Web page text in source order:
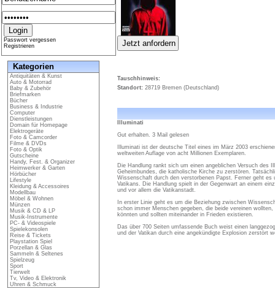
Passwort vergessen
Registrieren
Kategorien
Antiquitäten & Kunst
Auto & Motorrad
Baby & Zubehör
Briefmarken
Bücher
Business & Industrie
Computer
Dienstleistungen
Domain für Homepage
Elektrogeräte
Foto & Camcorder
Filme & DVDs
Foto & Optik
Gutscheine
Handy, Fest. & Organizer
Heimwerker & Garten
Hörbücher
Lifestyle
Kleidung & Accessoires
Modellbau
Möbel & Wohnen
Münzen
Musik & CD & LP
Musik-Instrumente
PC- & Videospiele
Spielekonsolen
Reise & Tickets
Playstation Spiel
Porzellan & Glas
Sammeln & Seltenes
Spielzeug
Sport
Tierwelt
Tv, Video & Elektronik
Uhren & Schmuck
Tauschhinweis:
Standort: 28719 Bremen (Deutschland)
Illuminati
Gut erhalten. 3 Mail gelesen
Illuminati ist der deutsche Titel eines im März 2003
weltweiten Auflage von acht Millionen Exemplaren.
Die Handlung rankt sich um einen angeblichen Versuch des
Geheimbundes, die katholische Kirche zu zerstören.
Wissenschaft durch den verstorbenen Papst. Ferner geht
Vatikans. Die Handlung spielt in der Gegenwart an einem
und vor allem die Vatikanstadt.
In erster Linie geht es um die Beziehung zwischen
schon immer Menschen gegeben, die beide vereinen
könnten und sollten miteinander in Frieden existieren.
Das über 700 Seiten umfassende Buch weist einen
und der Vatikan durch eine angekündigte Explosion zerstört